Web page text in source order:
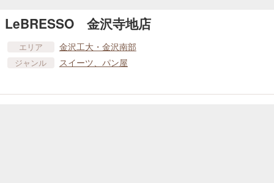
LeBRESSO 金沢寺地店
エリア 金沢工大・金沢南部
ジャンル スイーツ、パン屋